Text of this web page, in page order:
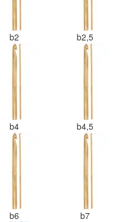
b2 b2,5
b4 b4,5
b6 b7